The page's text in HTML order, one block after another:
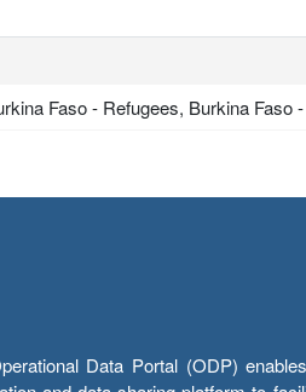
Faso - Refugees, Burkina Faso
Data Portal (ODP)